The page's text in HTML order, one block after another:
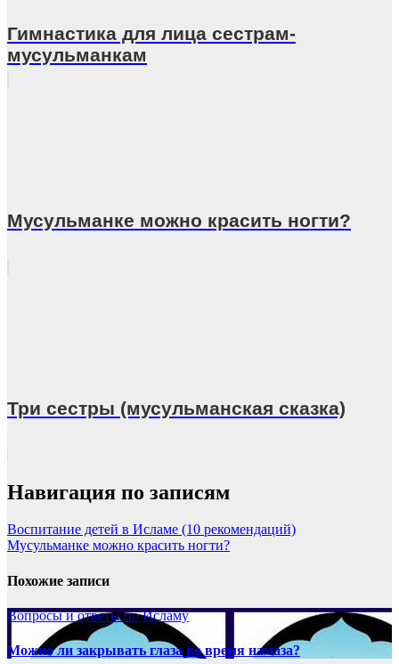
Гимнастика для лица сестрам-
мусульманкам
Мусульманке можно красить ногти?
Три сестры (мусульманская сказка)
Навигация по записям
Воспитание детей в Исламе (10 рекомендаций)
Мусульманке можно красить ногти?
Похожие записи
Вопросы и ответы по Исламу
Можно ли закрывать глаза во время намаза?